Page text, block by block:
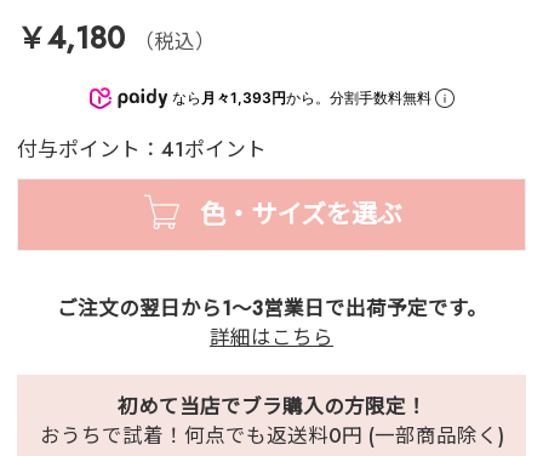
￥4,180 （税込）
なら 月々1,393円から。分割手数料無料
付与ポイント：41ポイント
色・サイズを選ぶ
ご注文の翌日から1～3営業日で出荷予定です。
詳細はこちら
初めて当店でブラ購入の方限定！
おうちで試着！何点でも返送料0円 (一部商品除く)